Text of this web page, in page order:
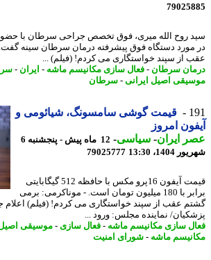
روح الله میری، فوق تخصص جراحی سرطان با حضور در
دستگاه فوق پیشرفته درمان سرطان سینه گفت. -
از سپند خواستگاری می کردم! (فیلم) ...
سرطان -فعال سازی مکانیسم ماشه-ایران -
اصیل ایرانی- سرطان
قیمت گوشی سامسونگ، شیائومی و
امروز
ایران- سیاسی-
12 ماه پیش - پنجشنبه 6
13:30
79025777
قیمت آیفون 16پرو مکس با حافظه 512 گیگابایتی
برابر با 180 میلیون تومان است. - موناکرمی: برمی
عقب از سپند خواستگاری می کردم! (فیلم) اعلام جرم
نماینده مجلس: ورود ...
سازی مکانیسم ماشه-فعال سازی- موسیقی اصیل
ماشه-شورای امنیت